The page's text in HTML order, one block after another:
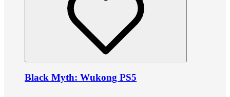
Black Myth: Wukong PS5